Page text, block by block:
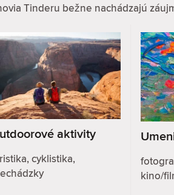
Tinderu bežne nachádzajú
aktivity
cyklistika,
kino/